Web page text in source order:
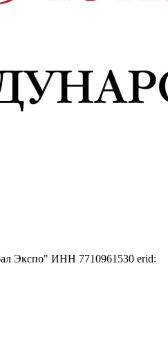
Экспо" ИНН 7710961530 erid: